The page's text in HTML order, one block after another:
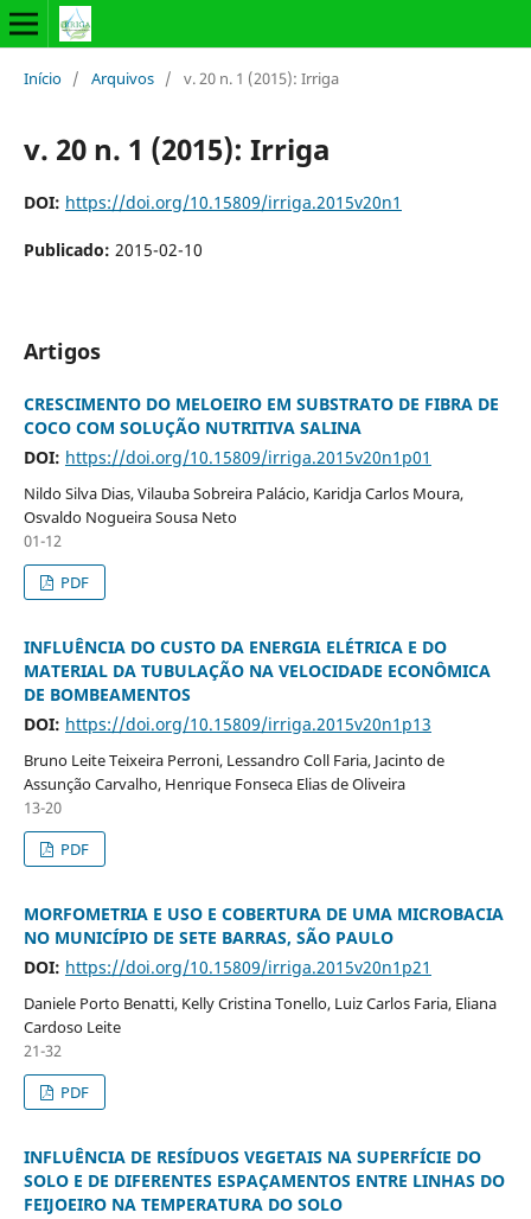
Início / Arquivos / v. 20 n. 1 (2015): Irriga
v. 20 n. 1 (2015): Irriga
DOI: https://doi.org/10.15809/irriga.2015v20n1
Publicado: 2015-02-10
Artigos
CRESCIMENTO DO MELOEIRO EM SUBSTRATO DE FIBRA DE
COCO COM SOLUÇÃO NUTRITIVA SALINA
DOI: https://doi.org/10.15809/irriga.2015v20n1p01
Nildo Silva Dias, Vilauba Sobreira Palácio, Karidja Carlos Moura,
Osvaldo Nogueira Sousa Neto
01-12
PDF
INFLUÊNCIA DO CUSTO DA ENERGIA ELÉTRICA E DO
MATERIAL DA TUBULAÇÃO NA VELOCIDADE ECONÔMICA
DE BOMBEAMENTOS
DOI: https://doi.org/10.15809/irriga.2015v20n1p13
Bruno Leite Teixeira Perroni, Lessandro Coll Faria, Jacinto de
Assunção Carvalho, Henrique Fonseca Elias de Oliveira
13-20
PDF
MORFOMETRIA E USO E COBERTURA DE UMA MICROBACIA
NO MUNICÍPIO DE SETE BARRAS, SÃO PAULO
DOI: https://doi.org/10.15809/irriga.2015v20n1p21
Daniele Porto Benatti, Kelly Cristina Tonello, Luiz Carlos Faria, Eliana
Cardoso Leite
21-32
PDF
INFLUÊNCIA DE RESÍDUOS VEGETAIS NA SUPERFÍCIE DO
SOLO E DE DIFERENTES ESPAÇAMENTOS ENTRE LINHAS DO
FEIJOEIRO NA TEMPERATURA DO SOLO